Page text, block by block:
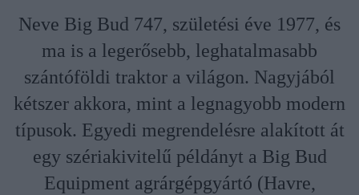
Neve Big Bud 747, születési éve 1977, és
ma is a legerősebb, leghatalmasabb
szántóföldi traktor a világon. Nagyjából
kétszer akkora, mint a legnagyobb modern
típusok. Egyedi megrendelésre alakított át
egy szériakivitelű példányt a Big Bud
Equipment agrárgépgyártó (Havre,